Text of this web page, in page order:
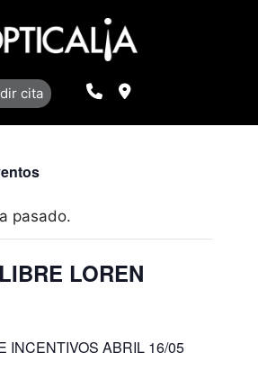
cita LlamarLocalización
pasado.
LOREN
INCENTIVOS ABRIL 16/05